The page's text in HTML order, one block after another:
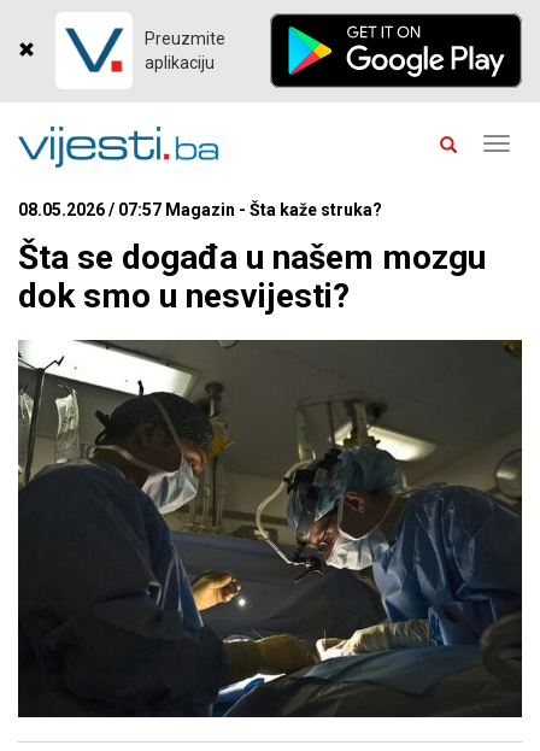
Preuzmite
aplikaciju
08.05.2026 / 07:57 Magazin - Šta kaže struka?
Šta se događa u našem mozgu
dok smo u nesvijesti?